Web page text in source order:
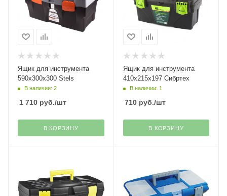
Ящик для инструмента
590х300х300 Stels
В наличии: 2
1 710 руб./шт
В КОРЗИНУ
Ящик для инструмента
410х215х197 Сибртех
В наличии: 1
710руб./шт
В КОРЗИНУ